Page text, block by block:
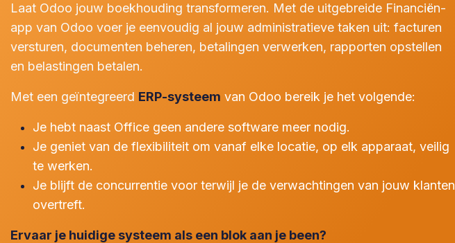
Laat Odoo jouw boekhouding transformeren. Met de uitgebreide Financiën-
app van Odoo voer je eenvoudig al jouw administratieve taken uit: facturen
versturen, documenten beheren, betalingen verwerken, rapporten opstellen
en belastingen betalen.
Met een geïntegreerd ERP-systeem van Odoo bereik je het volgende:
Je hebt naast Office geen andere software meer nodig.
Je geniet van de flexibiliteit om vanaf elke locatie, op elk apparaat, veilig
te werken.
Je blijft de concurrentie voor terwijl je de verwachtingen van jouw klanten
overtreft.
Ervaar je huidige systeem als een blok aan je been?